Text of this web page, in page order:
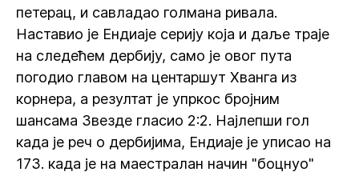
петерац, и савладао голмана ривала.
Наставио је Ендиаје серију која и даље траје
на следећем дербију, само је овог пута
погодио главом на центаршут Хванга из
корнера, а резултат је упркос бројним
шансама Звезде гласио 2:2. Најлепши гол
када је реч о дербијима, Ендиаје је уписао на
173. када је на маестралан начин "боцнуо"